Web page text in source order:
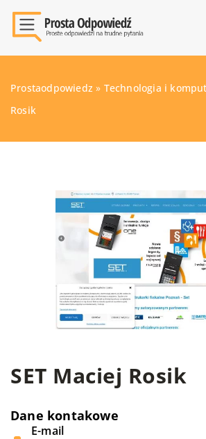
Prostaodpowiedz » Technologia i
Rosik
SET Maciej Rosik
Dane kontakowe
E-mail